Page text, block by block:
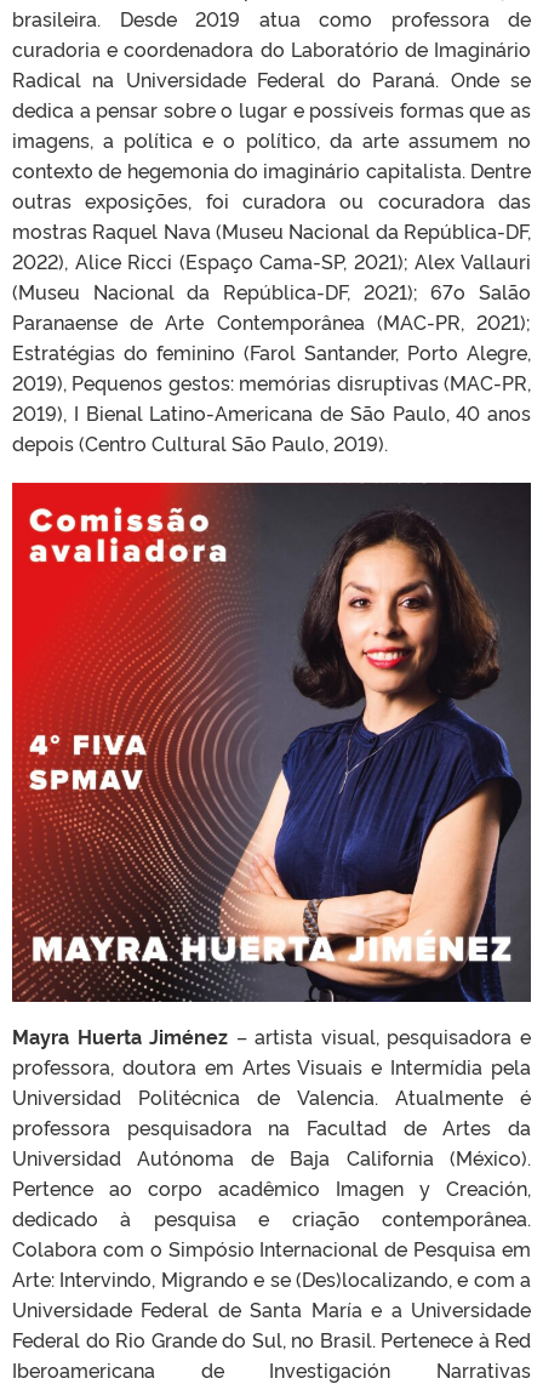
brasileira. Desde 2019 atua como professora de
curadoria e coordenadora do Laboratório de Imaginário
Radical na Universidade Federal do Paraná. Onde se
dedica a pensar sobre o lugar e possíveis formas que as
imagens, a política e o político, da arte assumem no
contexto de hegemonia do imaginário capitalista. Dentre
outras exposições, foi curadora ou cocuradora das
mostras Raquel Nava (Museu Nacional da República-DF,
2022), Alice Ricci (Espaço Cama-SP, 2021); Alex Vallauri
(Museu Nacional da República-DF, 2021); 67o Salão
Paranaense de Arte Contemporânea (MAC-PR, 2021);
Estratégias do feminino (Farol Santander, Porto Alegre,
2019), Pequenos gestos: memórias disruptivas (MAC-PR,
2019), I Bienal Latino-Americana de São Paulo, 40 anos
depois (Centro Cultural São Paulo, 2019).
Mayra Huerta Jiménez – artista visual, pesquisadora e
professora, doutora em Artes Visuais e Intermídia pela
Universidad Politécnica de Valencia. Atualmente é
professora pesquisadora na Facultad de Artes da
Universidad Autónoma de Baja California (México).
Pertence ao corpo acadêmico Imagen y Creación,
dedicado à pesquisa e criação contemporânea.
Colabora com o Simpósio Internacional de Pesquisa em
Arte: Intervindo, Migrando e se (Des)localizando, e com a
Universidade Federal de Santa María e a Universidade
Federal do Rio Grande do Sul, no Brasil. Pertenece à Red
Iberoamericana de Investigación Narrativas